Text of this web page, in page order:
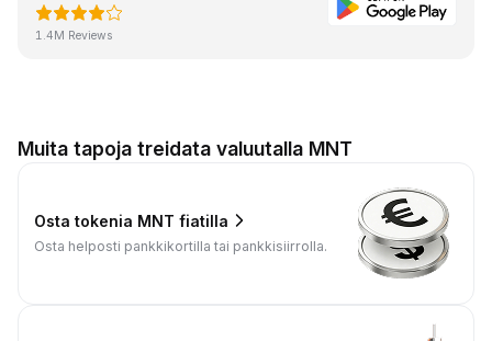
1.4M Reviews
Muita tapoja treidata valuutalla MNT
Osta tokenia MNT fiatilla
Osta helposti pankkikortilla tai pankkisiirrolla.